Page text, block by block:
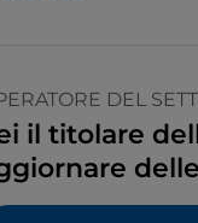
DEL
il titolare